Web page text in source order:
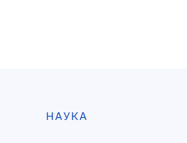
НАУКА